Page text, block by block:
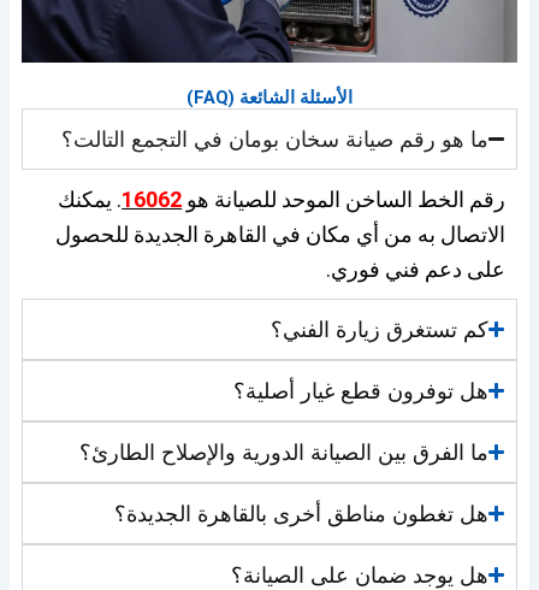
الأسئلة الشائعة (FAQ)
ما هو رقم صيانة سخان بومان في التجمع التالت؟
رقم الخط الساخن الموحد للصيانة هو 16062. يمكنك
الاتصال به من أي مكان في القاهرة الجديدة للحصول
على دعم فني فوري.
كم تستغرق زيارة الفني؟
هل توفرون قطع غيار أصلية؟
ما الفرق بين الصيانة الدورية والإصلاح الطارئ؟
هل تغطون مناطق أخرى بالقاهرة الجديدة؟
هل يوجد ضمان على الصيانة؟